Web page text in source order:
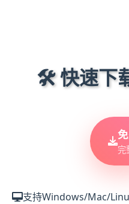
🛠️ 快速下
完
支持Windows/Mac/